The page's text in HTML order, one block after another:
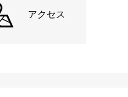
アクセス